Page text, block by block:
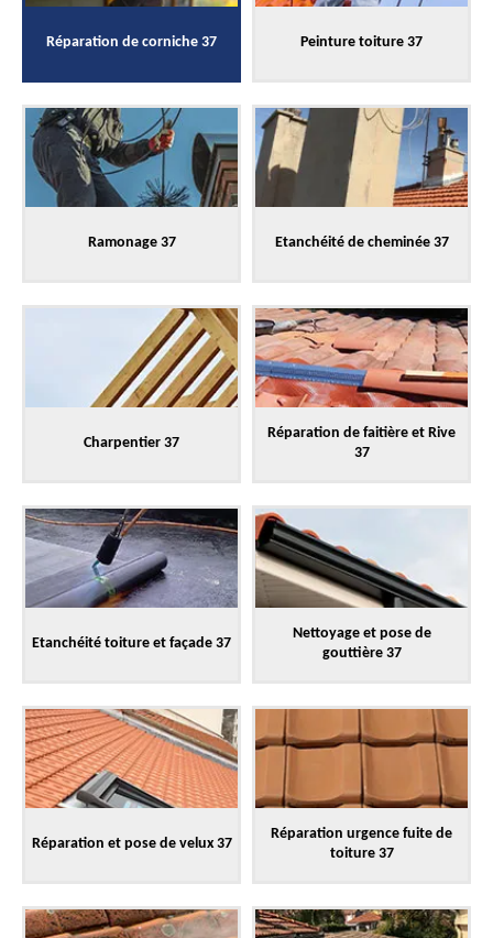
Réparation de corniche 37 Peinture toiture 37
Ramonage 37 Etanchéité de cheminée 37
Charpentier 37
Réparation de faitière et Rive
37
Etanchéité toiture et façade 37
Nettoyage et pose de
gouttière 37
Réparation et pose de velux 37
Réparation urgence fuite de
toiture 37